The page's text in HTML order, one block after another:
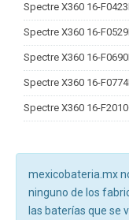
Spectre X360 16-
Spectre X360 16-
Spectre X360 16-
Spectre X360 16-
Spectre X360 16-
mexicobateria.mx
ninguno de los
las baterías que se